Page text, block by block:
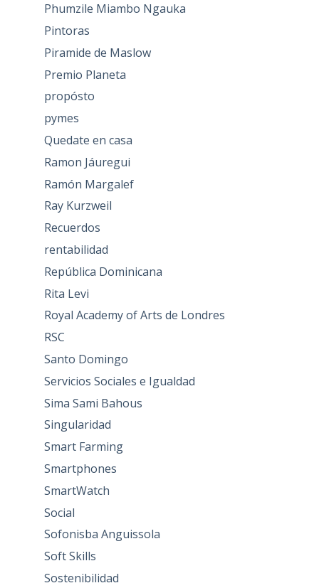
Phumzile Miambo Ngauka
Pintoras
Piramide de Maslow
Premio Planeta
propósto
pymes
Quedate en casa
Ramon Jáuregui
Ramón Margalef
Ray Kurzweil
Recuerdos
rentabilidad
República Dominicana
Rita Levi
Royal Academy of Arts de Londres
RSC
Santo Domingo
Servicios Sociales e Igualdad
Sima Sami Bahous
Singularidad
Smart Farming
Smartphones
SmartWatch
Social
Sofonisba Anguissola
Soft Skills
Sostenibilidad